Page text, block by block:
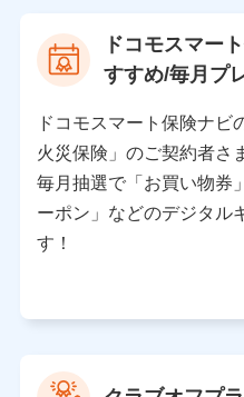
当社の対応品質向上やお問
個人情報保護管理者の
〒103-0013 東京都中央
バンネット日本橋ビル 3F
株式会社ドコモ・インシュ
個人情報の第三者提供
当社は利用目的の達成に必
ドコモスマー
すすめ/毎月プ
ドコモスマート保険ナビ
火災保険」のご契約者さ
毎月抽選で「お買い物券
ーポン」などのデジタル
す！